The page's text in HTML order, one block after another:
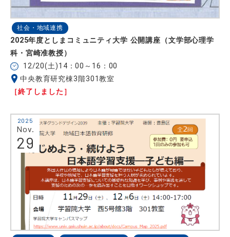
社会・地域連携
2025年度としまコミュニティ大学 公開講座（文学部心理学
科・宮崎准教授）
12/20(土)14：00～16：00
中央教育研究棟3階301教室
［終了しました］
2025
Nov.
29